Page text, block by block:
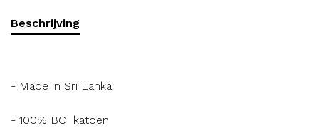
Beschrijving
- Made in Sri Lanka
- 100% BCI katoen